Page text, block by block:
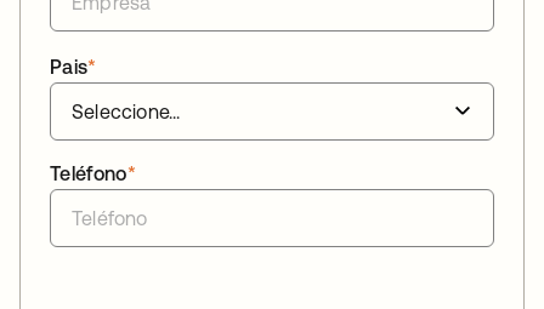
*
Pais
*
Teléfono